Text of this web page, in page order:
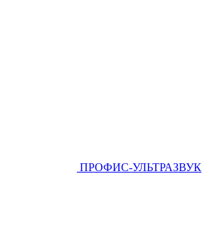
ПРОФИС-УЛЬТРАЗВУК